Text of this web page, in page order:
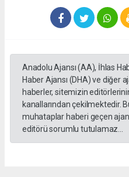
Anadolu Ajansı (AA), İhlas
Haber Ajansı (DHA) ve diğer
haberler, sitemizin
kanallarından çekilmektedir.
muhataplar haberi geçen
editörü sorumlu tutulamaz...